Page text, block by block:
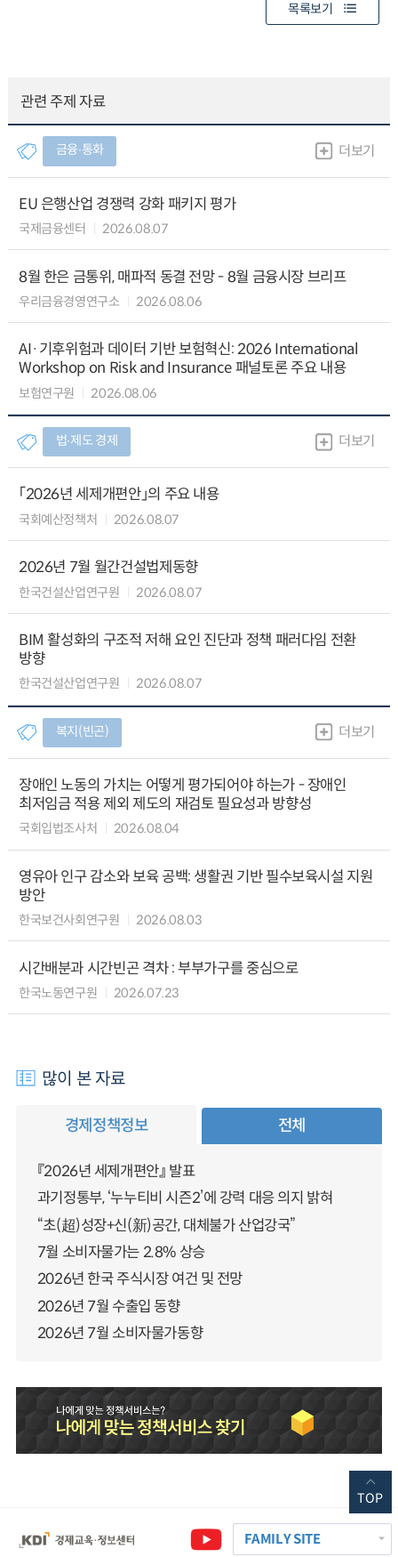
목록보기
관련 주제 자료
금융∙통화 더보기
EU 은행산업 경쟁력 강화 패키지 평가
국제금융센터 2026.08.07
8월 한은 금통위, 매파적 동결 전망 - 8월 금융시장 브리프
우리금융경영연구소 2026.08.06
AI·기후위험과 데이터 기반 보험혁신: 2026 International
Workshop on Risk and Insurance 패널토론 주요 내용
보험연구원 2026.08.06
법∙제도 경제 더보기
「2026년 세제개편안」의 주요 내용
국회예산정책처 2026.08.07
2026년 7월 월간건설법제동향
한국건설산업연구원 2026.08.07
BIM 활성화의 구조적 저해 요인 진단과 정책 패러다임 전환
방향
한국건설산업연구원 2026.08.07
복지(빈곤) 더보기
장애인 노동의 가치는 어떻게 평가되어야 하는가 - 장애인
최저임금 적용 제외 제도의 재검토 필요성과 방향성
국회입법조사처 2026.08.04
영유아 인구 감소와 보육 공백: 생활권 기반 필수보육시설 지원
방안
한국보건사회연구원 2026.08.03
시간배분과 시간빈곤 격차 : 부부가구를 중심으로
한국노동연구원 2026.07.23
많이 본 자료
경제정책정보 전체
『2026년 세제개편안』 발표
과기정통부, ‘누누티비 시즌2’에 강력 대응 의지 밝혀
“초(超)성장+신(新)공간, 대체불가 산업강국”
7월 소비자물가는 2.8% 상승
2026년 한국 주식시장 여건 및 전망
2026년 7월 수출입 동향
2026년 7월 소비자물가동향
FAMILY SITE
TOP